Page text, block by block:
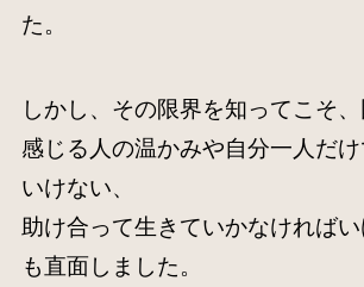
た。
しかし、その限界を知ってこそ
感じる人の温かみや自分一人だ
いけない、
助け合って生きていかなければ
も直面しました。